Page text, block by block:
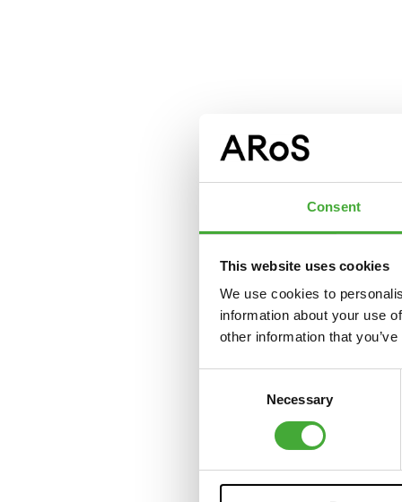
Consent
This website uses cookies
We use cookies to
information about your use
other information that
Necessary